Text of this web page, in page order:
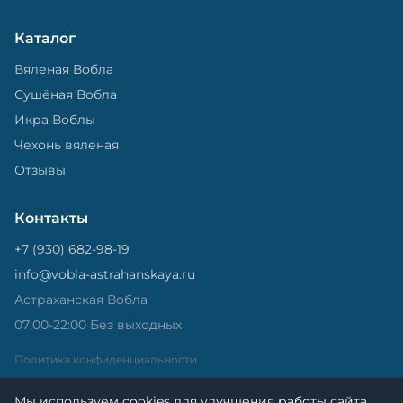
Каталог
Вяленая Вобла
Сушёная Вобла
Икра Воблы
Чехонь вяленая
Отзывы
Контакты
+7 (930) 682-98-19
info@vobla-astrahanskaya.ru
Астраханская Вобла
07:00-22:00 Без выходных
Политика конфиденциальности